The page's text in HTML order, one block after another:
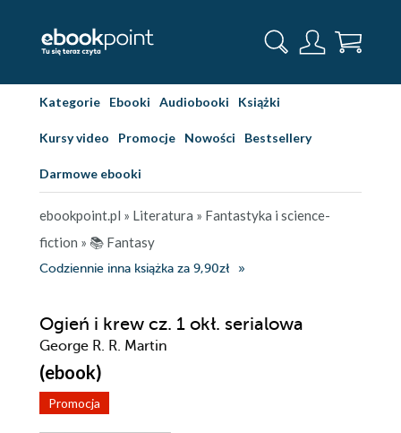
Kategorie Ebooki Audiobooki Książki
Kursy video Promocje Nowości Bestsellery
Darmowe ebooki
ebookpoint.pl » Literatura » Fantastyka i science-
fiction » 📚 Fantasy
Codziennie inna książka za 9,90zł
Ogień i krew cz. 1 okł. serialowa
George R. R. Martin
(ebook)
Promocja